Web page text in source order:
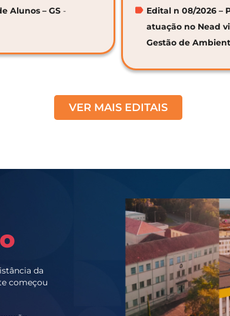
Alunos – GS -
Edital n 08/2026 –
atuação no Nead
Gestão de
VER MAIS EDITAIS
da
começou